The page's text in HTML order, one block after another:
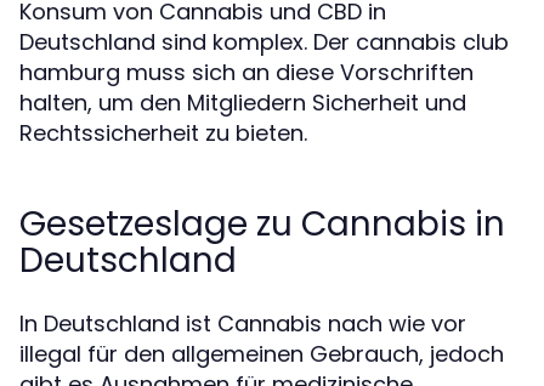
Konsum von Cannabis und CBD in
Deutschland sind komplex. Der cannabis club
hamburg muss sich an diese Vorschriften
halten, um den Mitgliedern Sicherheit und
Rechtssicherheit zu bieten.
Gesetzeslage zu Cannabis in
Deutschland
In Deutschland ist Cannabis nach wie vor
illegal für den allgemeinen Gebrauch, jedoch